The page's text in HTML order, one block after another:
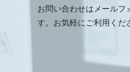
お問い合わせはメールフ
す。お気軽にご利用くだ